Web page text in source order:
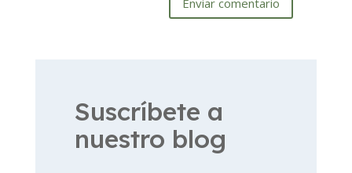
Enviar comentario
Suscríbete a
nuestro blog